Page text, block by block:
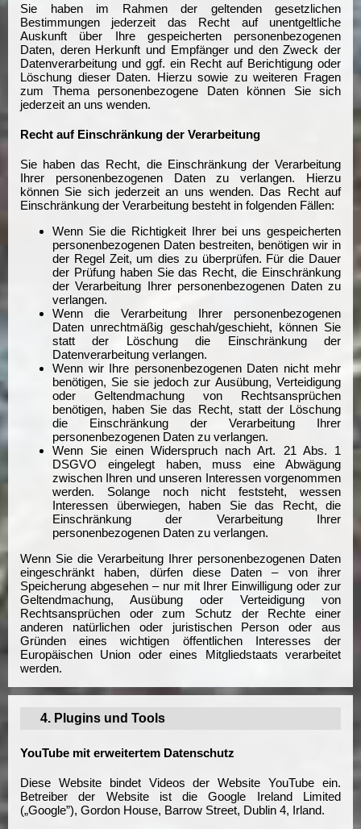
Sie haben im Rahmen der geltenden gesetzlichen
Bestimmungen jederzeit das Recht auf unentgeltliche
Auskunft über Ihre gespeicherten personenbezogenen
Daten, deren Herkunft und Empfänger und den Zweck der
Datenverarbeitung und ggf. ein Recht auf Berichtigung oder
Löschung dieser Daten. Hierzu sowie zu weiteren Fragen
zum Thema personenbezogene Daten können Sie sich
jederzeit an uns wenden.
Recht auf Einschränkung der Verarbeitung
Sie haben das Recht, die Einschränkung der Verarbeitung
Ihrer personenbezogenen Daten zu verlangen. Hierzu
können Sie sich jederzeit an uns wenden. Das Recht auf
Einschränkung der Verarbeitung besteht in folgenden Fällen:
Wenn Sie die Richtigkeit Ihrer bei uns gespeicherten
personenbezogenen Daten bestreiten, benötigen wir in
der Regel Zeit, um dies zu überprüfen. Für die Dauer
der Prüfung haben Sie das Recht, die Einschränkung
der Verarbeitung Ihrer personenbezogenen Daten zu
verlangen.
Wenn die Verarbeitung Ihrer personenbezogenen
Daten unrechtmäßig geschah/geschieht, können Sie
statt der Löschung die Einschränkung der
Datenverarbeitung verlangen.
Wenn wir Ihre personenbezogenen Daten nicht mehr
benötigen, Sie sie jedoch zur Ausübung, Verteidigung
oder Geltendmachung von Rechtsansprüchen
benötigen, haben Sie das Recht, statt der Löschung
die Einschränkung der Verarbeitung Ihrer
personenbezogenen Daten zu verlangen.
Wenn Sie einen Widerspruch nach Art. 21 Abs. 1
DSGVO eingelegt haben, muss eine Abwägung
zwischen Ihren und unseren Interessen vorgenommen
werden. Solange noch nicht feststeht, wessen
Interessen überwiegen, haben Sie das Recht, die
Einschränkung der Verarbeitung Ihrer
personenbezogenen Daten zu verlangen.
Wenn Sie die Verarbeitung Ihrer personenbezogenen Daten
eingeschränkt haben, dürfen diese Daten – von ihrer
Speicherung abgesehen – nur mit Ihrer Einwilligung oder zur
Geltendmachung, Ausübung oder Verteidigung von
Rechtsansprüchen oder zum Schutz der Rechte einer
anderen natürlichen oder juristischen Person oder aus
Gründen eines wichtigen öffentlichen Interesses der
Europäischen Union oder eines Mitgliedstaats verarbeitet
werden.
4. Plugins und Tools
YouTube mit erweitertem Datenschutz
Diese Website bindet Videos der Website YouTube ein.
Betreiber der Website ist die Google Ireland Limited
(„Google”), Gordon House, Barrow Street, Dublin 4, Irland.